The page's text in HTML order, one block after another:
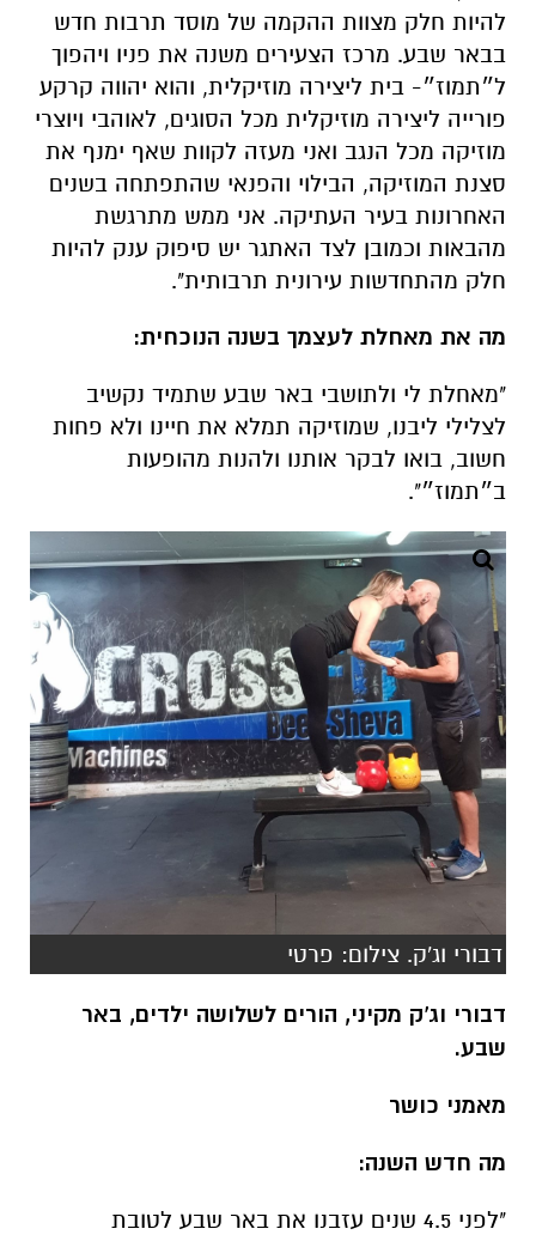
להיות חלק מצוות ההקמה של מוסד תרבות חדש
בבאר שבע. מרכז הצעירים משנה את פניו ויהפוך
ל״תמוז״- בית ליצירה מוזיקלית, והוא יהווה קרקע
פורייה ליצירה מוזיקלית מכל הסוגים, לאוהבי ויוצרי
מוזיקה מכל הנגב ואני מעזה לקוות שאף ימנף את
סצנת המוזיקה, הבילוי והפנאי שהתפתחה בשנים
האחרונות בעיר העתיקה. אני ממש מתרגשת
מהבאות וכמובן לצד האתגר יש סיפוק ענק להיות
חלק מהתחדשות עירונית תרבותית".
מה את מאחלת לעצמך בשנה הנוכחית:
"מאחלת לי ולתושבי באר שבע שתמיד נקשיב
לצלילי ליבנו, שמוזיקה תמלא את חיינו ולא פחות
חשוב, בואו לבקר אותנו ולהנות מהופעות
ב״תמוז״".
דבורי וג'ק. צילום: פרטי
דבורי וג'ק מקיני, הורים לשלושה ילדים, באר
שבע.
מאמני כושר
מה חדש השנה:
"לפני 4.5 שנים עזבנו את באר שבע לטובת